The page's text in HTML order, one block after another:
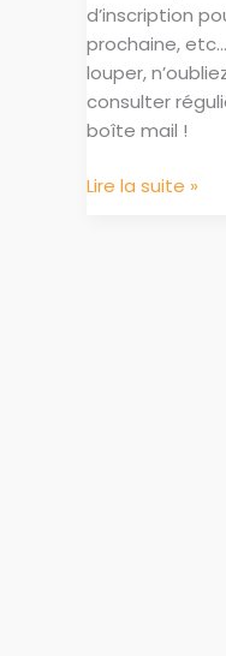
d’inscription
prochaine,
louper,
consulter
boîte mail !
Information
Lire la suite »